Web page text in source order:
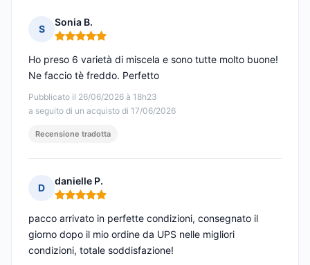
S
Sonia B.
Nota: 5 su 5
Pubblicato il 26/06/2026 à 18h23
a seguito di un acquisto di 17/06/2026
Ho preso 6 varietà di miscela e sono tutte molto buone!
Ne faccio tè freddo. Perfetto
Recensione tradotta
D
danielle P.
Nota: 5 su 5
pacco arrivato in perfette condizioni, consegnato il
giorno dopo il mio ordine da UPS nelle migliori
condizioni, totale soddisfazione!